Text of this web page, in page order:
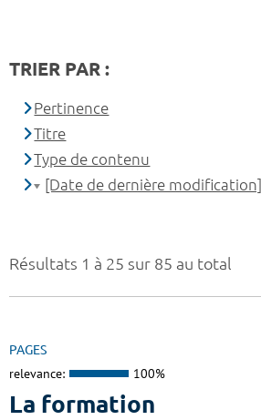
Résultats 1 à 25 sur 85 au total
PAGES
relevance: 100%
La formation
TRIER PAR :
Pertinence
Titre
Type de contenu
[Date de dernière modification]